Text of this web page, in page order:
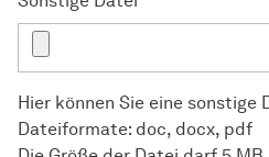
Hier können Sie eine sonstige
Dateiformate: doc, docx, pdf